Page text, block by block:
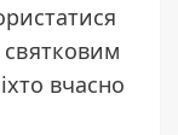
святковим
вчасно